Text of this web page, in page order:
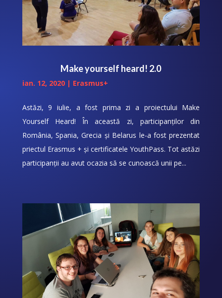
Make yourself heard! 2.0
ian. 12, 2020| Erasmus+
Astăzi, 9 iulie, a fost prima zi a proiectului Make
Yourself Heard! În această zi, participanților din
România, Spania, Grecia și Belarus le-a fost prezentat
priectul Erasmus + și certificatele YouthPass. Tot astăzi
participanții au avut ocazia să se cunoască unii pe...